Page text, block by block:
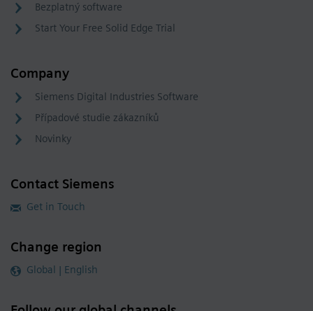
Bezplatný software
Start Your Free Solid Edge Trial
Company
Siemens Digital Industries Software
Případové studie zákazníků
Novinky
Contact Siemens
Get in Touch
Change region
Global | English